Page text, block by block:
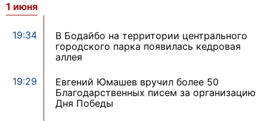
1 июня
19:34
В Бодайбо на территории центрального
городского парка появилась кедровая
аллея
19:29
Евгений Юмашев вручил более 50
Благодарственных писем за организацию
Дня Победы